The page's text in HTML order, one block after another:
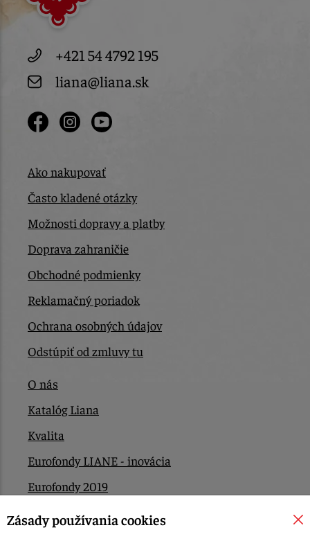
+421 54 4792 195
liana@liana.sk
Ako nakupovať
Často kladené otázky
Možnosti dopravy a platby
Doprava zahraničie
Obchodné podmienky
Reklamačný poriadok
Ochrana osobných údajov
Odstúpiť od zmluvy tu
O nás
Katalóg Liana
Kvalita
Eurofondy LIANE - inovácia
Eurofondy 2019
Eurofondy 2022/2023
Zásady používania cookies